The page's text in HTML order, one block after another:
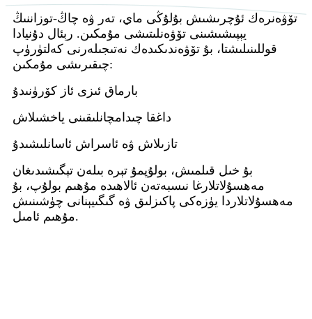
تۆۋەنرەك ئۇچرىشىش بۇلۇڭى ماي، تەر ۋە چاڭ-توزاننىڭ
يېپىشىشىنى تۆۋەنلىتىشى مۇمكىن. رېئال دۇنيادا
قوللىنىلىشتا، بۇ تۆۋەندىكىدەك نەتىجىلەرنى كەلتۈرۈپ
چىقىرىشى مۇمكىن:
بارماق ئىزى ئاز كۆرۈنىدۇ
داغقا چىدامچانلىقىنى ياخشىلاش
تازىلاش ۋە ئاسراش ئاسانلىشىدۇ
بۇ خىل قىلمىش، بولۇپمۇ تېرە بىلەن تېگىشىدىغان
مەھسۇلاتلارغا نىسبەتەن ئالاھىدە مۇھىم بولۇپ، بۇ
مەھسۇلاتلاردا يۈزەكى پاكىزلىق ۋە گىگىيېنانى چۈشىنىش
مۇھىم ئامىل.